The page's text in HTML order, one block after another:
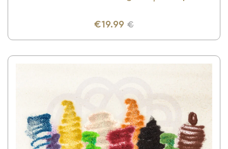
€19.99 €
UZZINI VAIRĀK